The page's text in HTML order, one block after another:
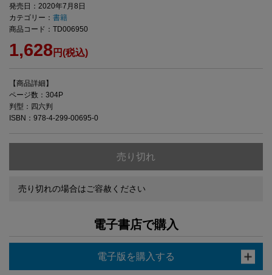
発売日：2020年7月8日
カテゴリー： 書籍
商品コード：TD006950
1,628円(税込)
【商品詳細】
ページ数：304P
判型：四六判
ISBN：978-4-299-00695-0
売り切れ
売り切れの場合はご容赦ください
電子書店で購入
電子版を購入する